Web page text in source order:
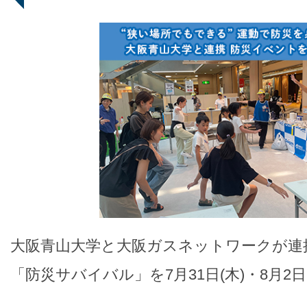
大阪青山大学と大阪ガスネットワークが
「防災サバイバル」を7月31日(木)・8月2